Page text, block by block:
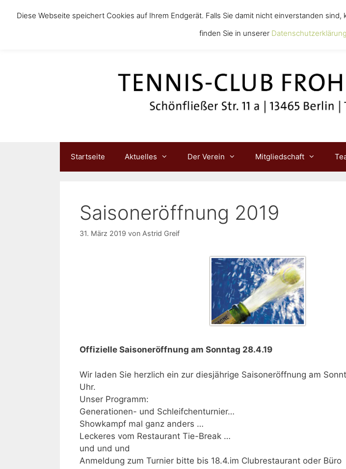
Startseite Aktuelles Der Verein Mitgliedschaft
Saisoneröffnung 2019
31. März 2019 von Astrid Greif
Offizielle Saisoneröffnung am Sonntag 28.4.19
Wir laden Sie herzlich ein zur diesjährige Saisoneröffnung am
Uhr.
Unser Programm:
Generationen- und Schleifchenturnier…
Showkampf mal ganz anders …
Leckeres vom Restaurant Tie-Break …
und und und
Anmeldung zum Turnier bitte bis 18.4.im Clubrestaurant oder Büro
Diese Webseite speichert Cookies auf Ihrem Endgerät. Falls Sie damit nicht einverstanden
finden Sie in unserer Datenschutzerklärung